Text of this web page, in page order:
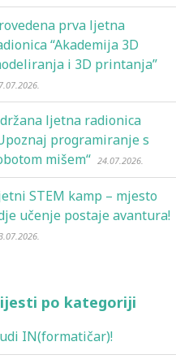
prva ljetna
“Akademija 3D
i 3D printanja”
ljetna radionica
programiranje s
mišem“ 24.07.2026.
STEM kamp – mjesto
učenje postaje avantura!
po kategoriji
IN(formatičar)!